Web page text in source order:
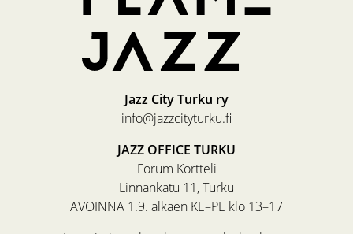
Jazz City Turku ry
info@jazzcityturku.fi
JAZZ OFFICE TURKU
Forum Kortteli
Linnankatu 11, Turku
AVOINNA 1.9. alkaen KE–PE klo 13–17